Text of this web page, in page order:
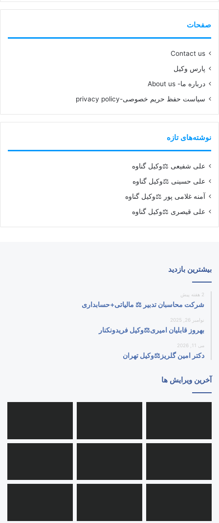
صفحات
Contact us
پارس وکیل
درباره ما- About us
سیاست حفظ حریم خصوصی-privacy policy
نوشته‌های تازه
علی شفیعی ⚖️وکیل گناوه
علی حسینی ⚖️وکیل گناوه
آمنه غلامی پور ⚖️وکیل گناوه
علی قیصری ⚖️وکیل گناوه
بیشترین بازدید
2 هفته پیش
شرکت محاسبان تدبیر ⚖️ مالیاتی+حسابداری
نوامبر 26, 2025
بهروز قابلیان امیری⚖️وکیل فریدونکنار
می 11, 2026
دکتر امین گلریز⚖️وکیل تهران
آخرین ویرایش ها